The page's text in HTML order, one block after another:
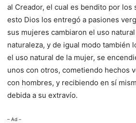
al Creador, el cual es bendito por los
esto Dios los entregó a pasiones
sus mujeres cambiaron el uso
naturaleza, y de igual modo también
el uso natural de la mujer, se
unos con otros, cometiendo hechos
con hombres, y recibiendo en sí
debida a su extravío.
– Ad –